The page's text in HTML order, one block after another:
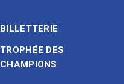
BILLETTERIE
TROPHÉE DES
CHAMPIONS